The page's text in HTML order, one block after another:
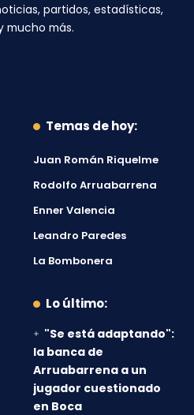
partidos, estadísticas,
mucho más.
Temas de hoy:
Juan Román Riquelme
Rodolfo Arruabarrena
Enner Valencia
Leandro Paredes
La Bombonera
Lo último:
"Se está adaptando":
la banca de
Arruabarrena a un
jugador cuestionado
en Boca